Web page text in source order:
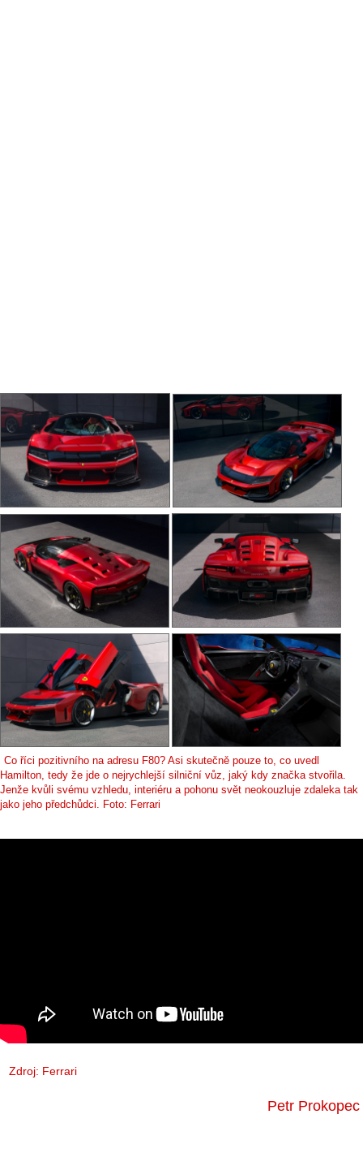
Co říci pozitivního na adresu F80? Asi skutečně pouze to, co uvedl
Hamilton, tedy že jde o nejrychlejší silniční vůz, jaký kdy značka stvořila.
Jenže kvůli svému vzhledu, interiéru a pohonu svět neokouzluje zdaleka tak
jako jeho předchůdci. Foto: Ferrari
Zdroj: Ferrari
Petr Prokopec